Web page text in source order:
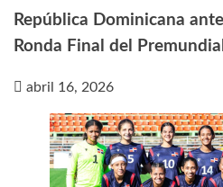
República Dominicana
Ronda Final del
abril 16, 2026